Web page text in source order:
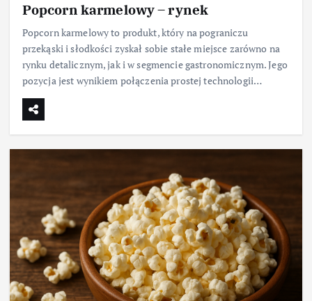
Popcorn karmelowy – rynek
Popcorn karmelowy to produkt, który na pograniczu
przekąski i słodkości zyskał sobie stałe miejsce zarówno na
rynku detalicznym, jak i w segmencie gastronomicznym. Jego
pozycja jest wynikiem połączenia prostej technologii…